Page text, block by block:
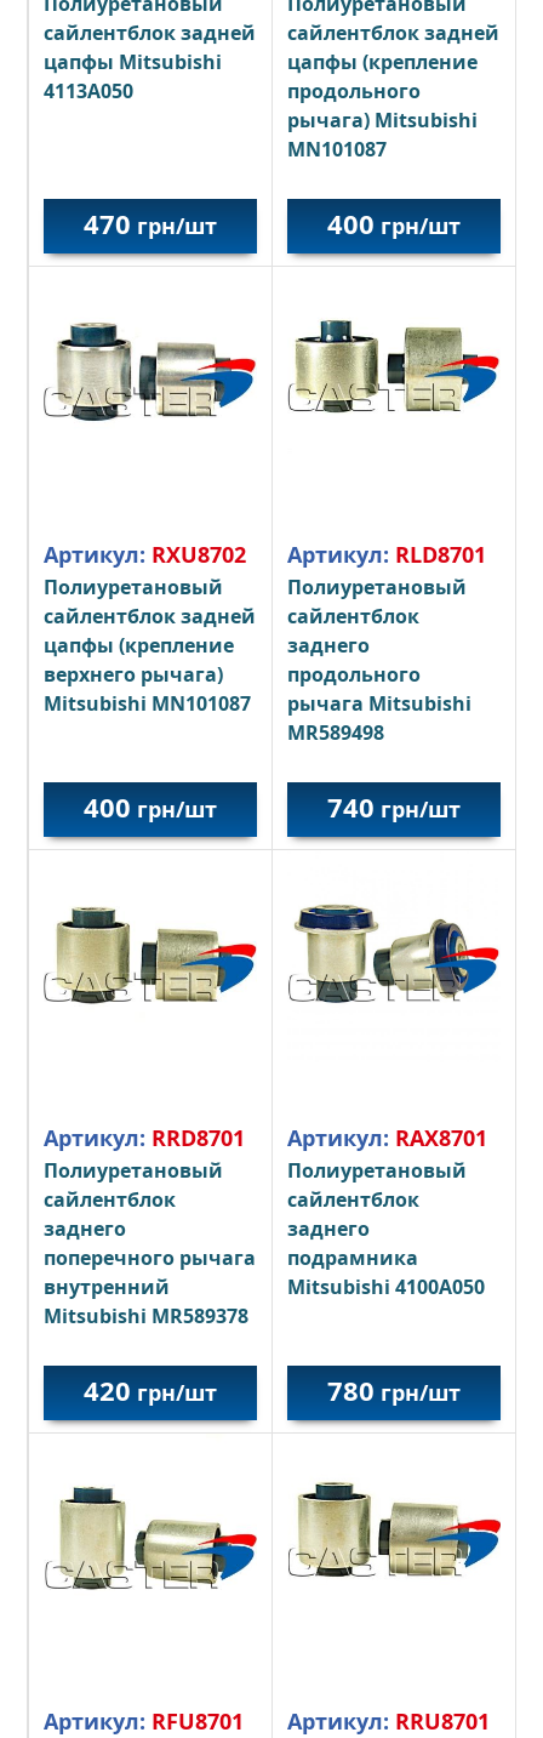
сайлентблок задней
цапфы Mitsubishi
4113A050
470 грн/шт
сайлентблок задней
цапфы (крепление
продольного
рычага) Mitsubishi
MN101087
400 грн/шт
Артикул: RXU8702
Полиуретановый
сайлентблок задней
цапфы (крепление
верхнего рычага)
Mitsubishi MN101087
400 грн/шт
Артикул: RLD8701
Полиуретановый
сайлентблок
заднего
продольного
рычага Mitsubishi
MR589498
740 грн/шт
Артикул: RRD8701
Полиуретановый
сайлентблок
заднего
поперечного рычага
внутренний
Mitsubishi MR589378
420 грн/шт
Артикул: RAX8701
Полиуретановый
сайлентблок
заднего
подрамника
Mitsubishi 4100A050
780 грн/шт
Артикул: RFU8701 Артикул: RRU8701